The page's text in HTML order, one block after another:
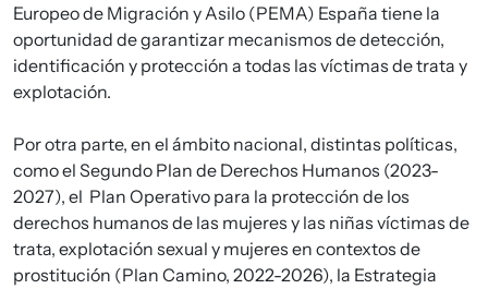
Europeo de Migración y Asilo (PEMA) España tiene la
oportunidad de garantizar mecanismos de detección,
identificación y protección a todas las víctimas de trata y
explotación.
Por otra parte, en el ámbito nacional, distintas políticas,
como el Segundo Plan de Derechos Humanos (2023-
2027), el Plan Operativo para la protección de los
derechos humanos de las mujeres y las niñas víctimas de
trata, explotación sexual y mujeres en contextos de
prostitución (Plan Camino, 2022-2026), la Estrategia